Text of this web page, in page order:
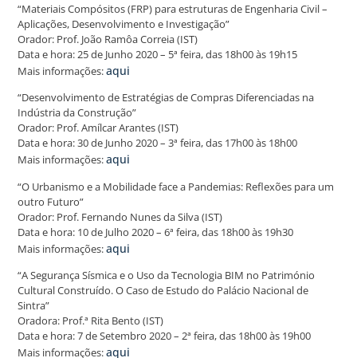
“Materiais Compósitos (FRP) para estruturas de Engenharia Civil –
Aplicações, Desenvolvimento e Investigação”
Orador: Prof. João Ramôa Correia (IST)
Data e hora: 25 de Junho 2020 – 5ª feira, das 18h00 às 19h15
Mais informações:aqui
“Desenvolvimento de Estratégias de Compras Diferenciadas na
Indústria da Construção”
Orador: Prof. Amílcar Arantes (IST)
Data e hora: 30 de Junho 2020 – 3ª feira, das 17h00 às 18h00
Mais informações:aqui
“O Urbanismo e a Mobilidade face a Pandemias: Reflexões para um
outro Futuro”
Orador: Prof. Fernando Nunes da Silva (IST)
Data e hora: 10 de Julho 2020 – 6ª feira, das 18h00 às 19h30
Mais informações:aqui
“A Segurança Sísmica e o Uso da Tecnologia BIM no Património
Cultural Construído. O Caso de Estudo do Palácio Nacional de
Sintra”
Oradora: Prof.ª Rita Bento (IST)
Data e hora: 7 de Setembro 2020 – 2ª feira, das 18h00 às 19h00
Mais informações:aqui